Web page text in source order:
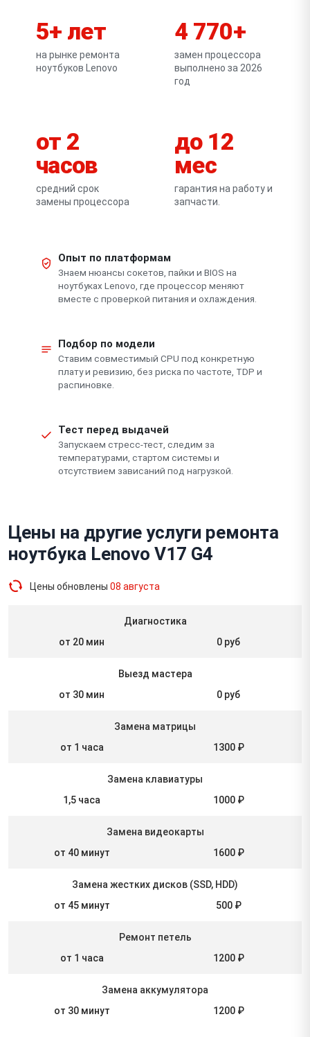
5+ лет
на рынке ремонта
ноутбуков Lenovo
4 770+
замен процессора
выполнено за 2026
год
от 2
часов
средний срок
замены процессора
до 12
мес
гарантия на работу и
запчасти.
Опыт по платформам
Знаем нюансы сокетов, пайки и BIOS на
ноутбуках Lenovo, где процессор меняют
вместе с проверкой питания и охлаждения.
Подбор по модели
Ставим совместимый CPU под конкретную
плату и ревизию, без риска по частоте, TDP и
распиновке.
Тест перед выдачей
Запускаем стресс-тест, следим за
температурами, стартом системы и
отсутствием зависаний под нагрузкой.
Цены на другие услуги ремонта
ноутбука Lenovo V17 G4
Цены обновлены 08 августа
Диагностика
от 20 мин
0 руб
Выезд мастера
от 30 мин
0 руб
Замена матрицы
от 1 часа
1300 ₽
Замена клавиатуры
1,5 часа
1000 ₽
Замена видеокарты
от 40 минут
1600 ₽
Замена жестких дисков (SSD, HDD)
от 45 минут
500 ₽
Ремонт петель
от 1 часа
1200 ₽
Замена аккумулятора
от 30 минут
1200 ₽